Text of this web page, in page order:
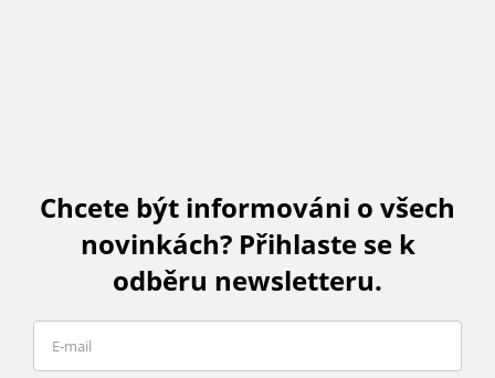
Chcete být informováni o všech
novinkách? Přihlaste se k
odběru newsletteru.